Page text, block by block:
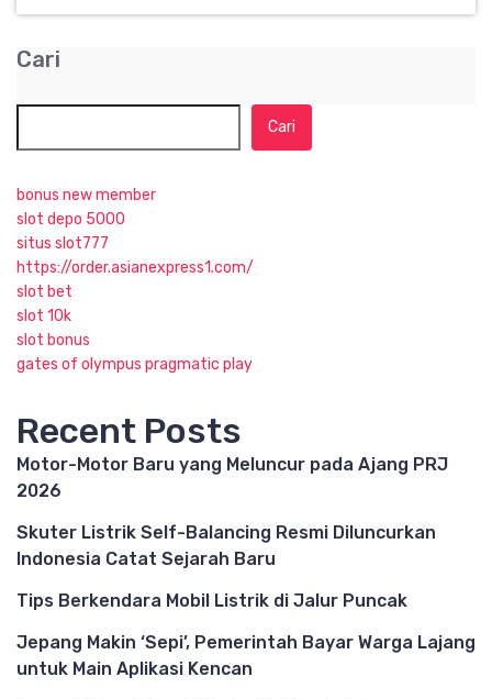
Cari
Cari
bonus new member
slot depo 5000
situs slot777
https://order.asianexpress1.com/
slot bet
slot 10k
slot bonus
gates of olympus pragmatic play
Recent Posts
Motor-Motor Baru yang Meluncur pada Ajang PRJ
2026
Skuter Listrik Self-Balancing Resmi Diluncurkan
Indonesia Catat Sejarah Baru
Tips Berkendara Mobil Listrik di Jalur Puncak
Jepang Makin ‘Sepi’, Pemerintah Bayar Warga Lajang
untuk Main Aplikasi Kencan